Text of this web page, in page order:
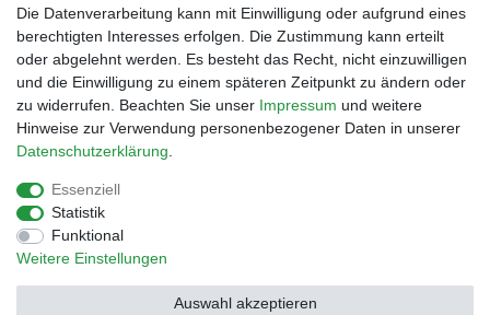
Impressum
Barrierefreiheitserklärung
Die Datenverarbeitung kann mit Einwilligung oder aufgrund eines
berechtigten Interesses erfolgen. Die Zustimmung kann erteilt
oder abgelehnt werden. Es besteht das Recht, nicht einzuwilligen
und die Einwilligung zu einem späteren Zeitpunkt zu ändern oder
zu widerrufen. Beachten Sie unser Impressum und weitere
Hinweise zur Verwendung personenbezogener Daten in unserer
Daten­schutz­erklärung
Essenziell
Statistik
Funktional
Weitere Einstellungen
Auswahl akzeptieren